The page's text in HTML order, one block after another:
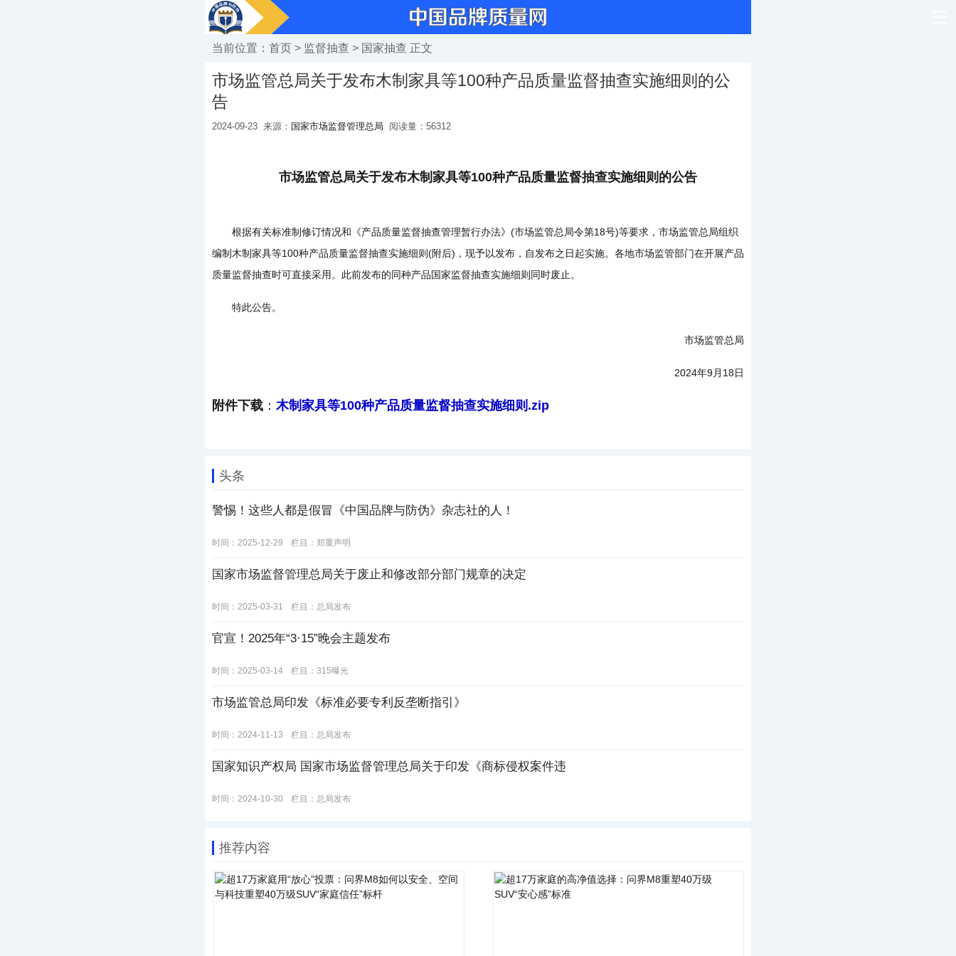
当前位置： 首页 > 监督抽查 > 国家抽查 正文
市场监管总局关于发布木制家具等100种产品质量监督抽查实施细则的公
告
2024-09-23 来源： 国家市场监督管理总局 阅读量： 56312
市场监管总局关于发布木制家具等100种产品质量监督抽查实施细则的公告
根据有关标准制修订情况和《产品质量监督抽查管理暂行办法》(市场监管总局令第18号)等要求，市场监管总局组织
编制木制家具等100种产品质量监督抽查实施细则(附后)，现予以发布，自发布之日起实施。各地市场监管部门在开展产品
质量监督抽查时可直接采用。此前发布的同种产品国家监督抽查实施细则同时废止。
特此公告。
市场监管总局
2024年9月18日
附件下载 ： 木制家具等100种产品质量监督抽查实施细则.zip
头条
警惕！这些人都是假冒《中国品牌与防伪》杂志社的人！
时间：2025-12-29 栏目： 郑重声明
国家市场监督管理总局关于废止和修改部分部门规章的决定
时间：2025-03-31 栏目： 总局发布
官宣！2025年“3·15”晚会主题发布
时间：2025-03-14 栏目： 315曝光
市场监管总局印发《标准必要专利反垄断指引》
时间：2024-11-13 栏目： 总局发布
国家知识产权局 国家市场监督管理总局关于印发《商标侵权案件违
时间：2024-10-30 栏目： 总局发布
推荐内容